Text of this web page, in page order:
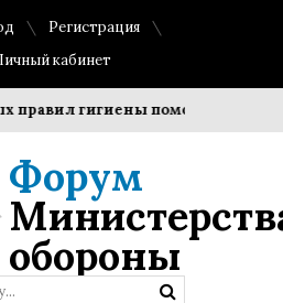
Регистрация
кабинет
гигиены помогает
Форум
обороны